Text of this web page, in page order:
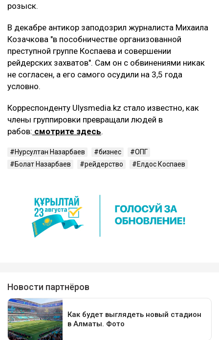
розыск.
В декабре антикор заподозрил журналиста Михаила
Козачкова "в пособничестве организованной
преступной группе Коспаева и совершении
рейдерских захватов". Сам он с обвинениями никак
не согласен, а его самого осудили на 3,5 года
условно.
Корреспонденту Ulysmedia.kz стало известно, как
члены группировки превращали людей в
рабов: смотрите здесь.
Нурсултан Назарбаев бизнес
ОПГ
Болат Назарбаев
рейдерство Елдос Коспаев